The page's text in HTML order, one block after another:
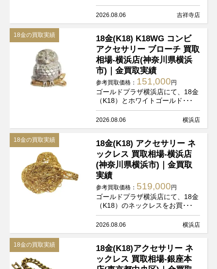
2026.08.06 吉祥寺店
18金の買取実績
18金(K18) K18WG コンビ
アクセサリー ブローチ 買取
相場-横浜店(神奈川県横浜
市)｜金買取実績
参考買取価格： 151,000円
ゴールドプラザ横浜店にて、18金
（K18）とホワイトゴールド･･･
2026.08.06 横浜店
18金の買取実績
18金(K18) アクセサリー ネ
ックレス 買取相場-横浜店
(神奈川県横浜市)｜金買取
実績
参考買取価格： 519,000円
ゴールドプラザ横浜店にて、18金
（K18）のネックレスをお買･･･
2026.08.06 横浜店
18金の買取実績
18金(K18)アクセサリー ネ
ックレス 買取相場-銀座本